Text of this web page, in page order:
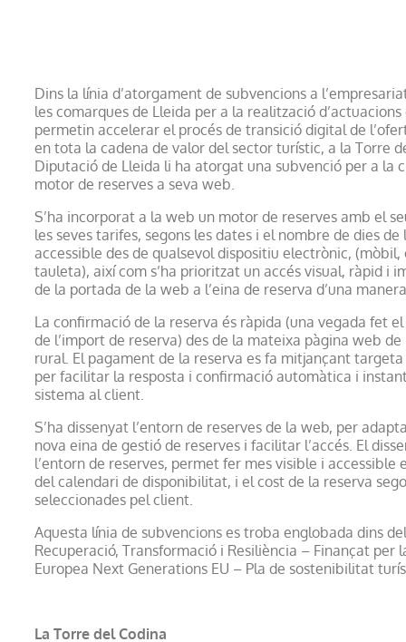
Dins la línia d’atorgament de subvencions a
les comarques de Lleida per a la realització d’actuacions
permetin accelerar el procés de transició digital de
en tota la cadena de valor del sector turístic, a la Torre
Diputació de Lleida li ha atorgat una subvenció per a la
motor de reserves a seva web.
S’ha incorporat a la web un motor de reserves amb el
les seves tarifes, segons les dates i el nombre de dies de
accessible des de qualsevol dispositiu electrònic, (mòbil,
tauleta), així com s’ha prioritzat un accés visual, ràpid i
de la portada de la web a l’eina de reserva d’una
La confirmació de la reserva és ràpida (una vegada fet
de l’import de reserva) des de la mateixa pàgina web de
rural. El pagament de la reserva es fa mitjançant
per facilitar la resposta i confirmació automàtica i
sistema al client.
S’ha dissenyat l’entorn de reserves de la web, per
nova eina de gestió de reserves i facilitar l’accés. El
l’entorn de reserves, permet fer mes visible i accessible
del calendari de disponibilitat, i el cost de la reserva
seleccionades pel client.
Aquesta línia de subvencions es troba englobada dins
Recuperació, Transformació i Resiliència – Finançat per
Europea Next Generations EU – Pla de sostenibilitat
La Torre del Codina